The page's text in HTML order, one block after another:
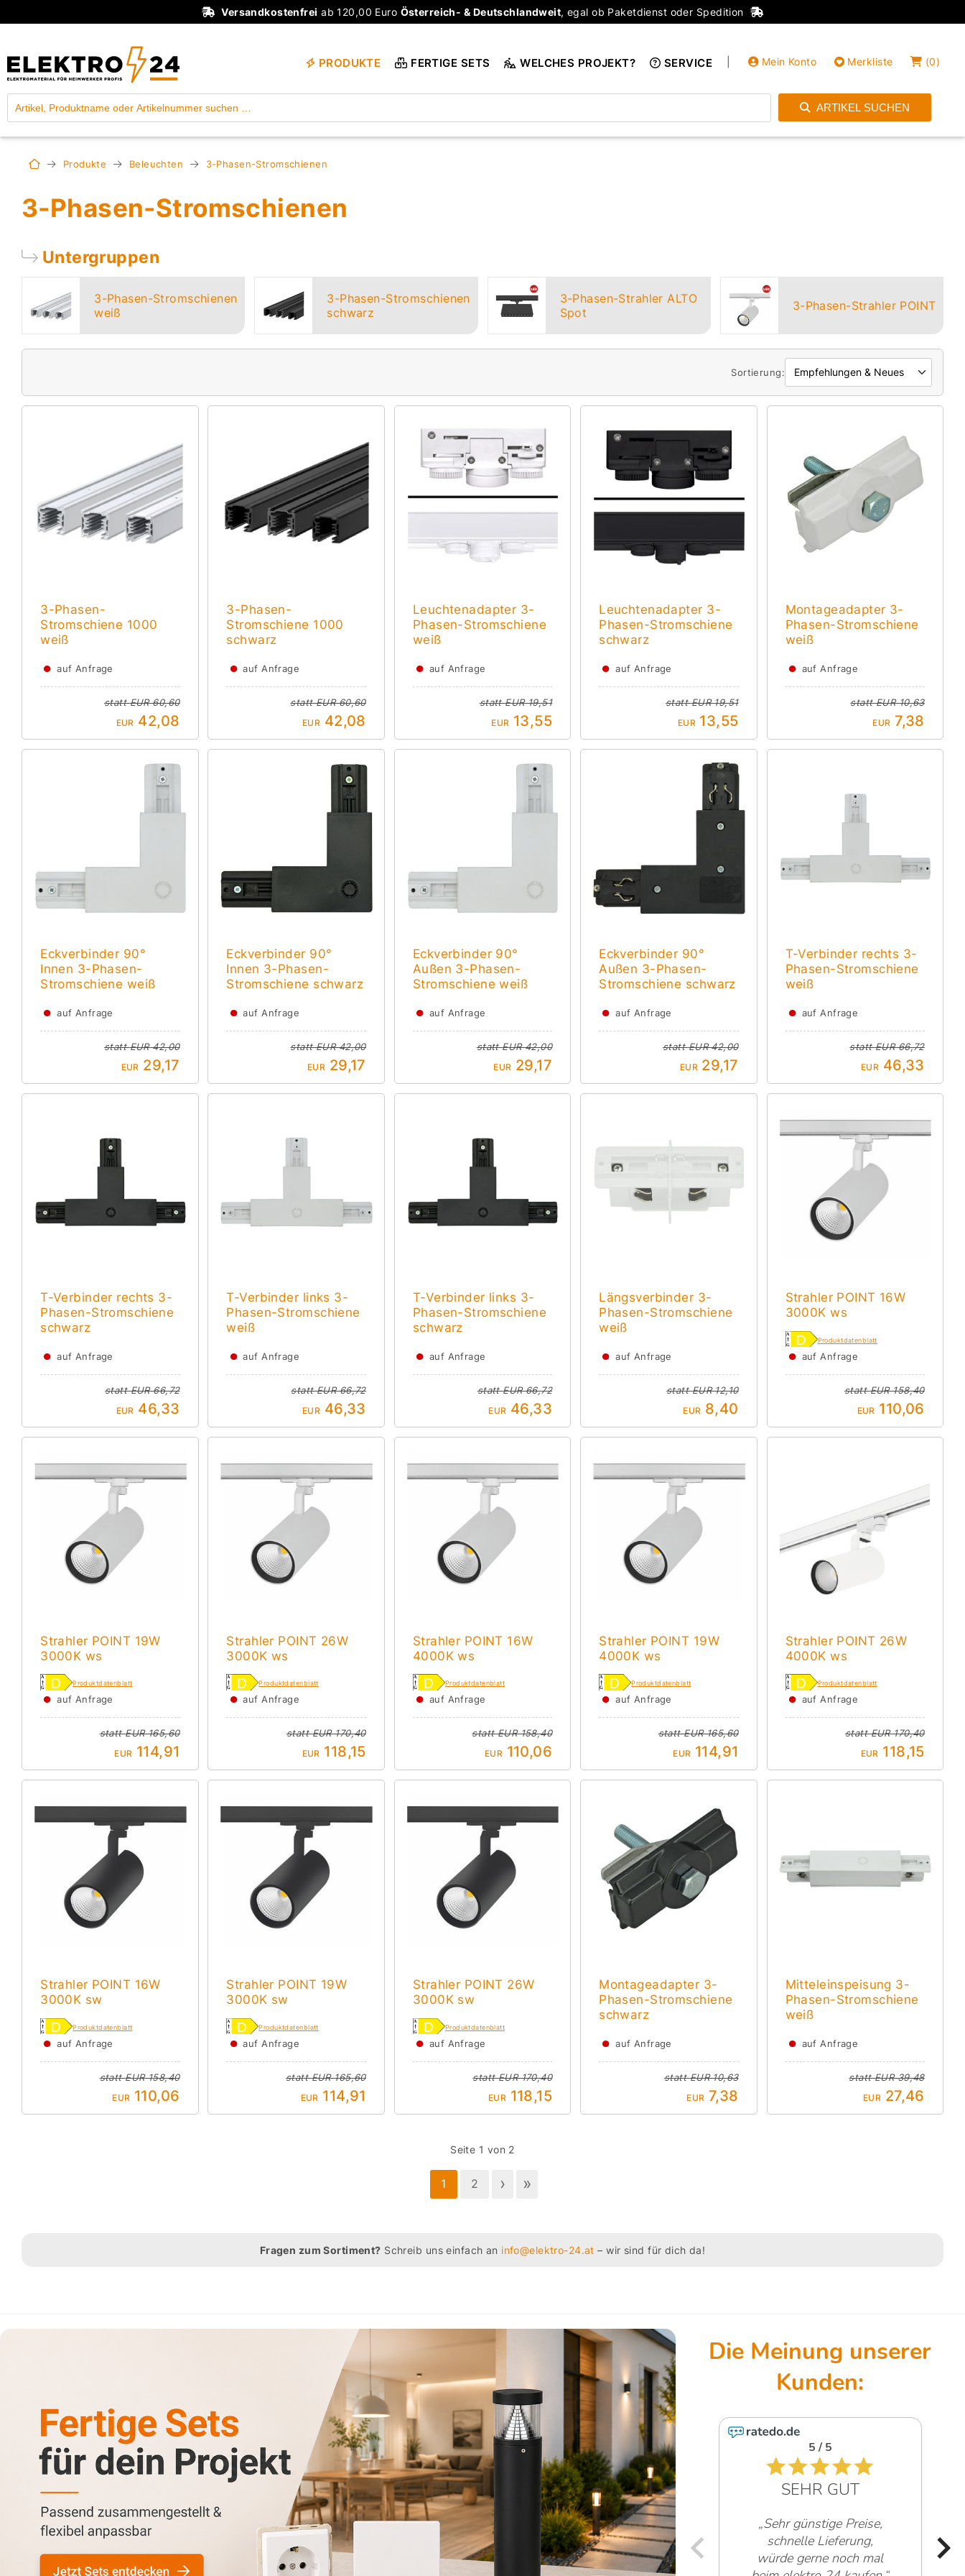
Versandkostenfrei ab 120,00 Euro Österreich- & Deutschlandweit, egal ob Paketdienst oder Spedition
Mein Konto
Einloggen
Merkliste (0)
PRODUKTE FERTIGE SETS WELCHES PROJEKT? SERVICE
ARTIKEL SUCHEN
Produkte Beleuchten 3-Phasen-Stromschienen
3-Phasen-Stromschienen
Untergruppen
3-Phasen-Stromschienen
weiß
3-Phasen-Stromschienen
schwarz
3-Phasen-Strahler ALTO
Spot
3-Phasen-Strahler POINT
Sortierung:
3-Phasen-
Stromschiene 1000
weiß
● auf Anfrage
stattEUR 60,60
EUR 42,08
3-Phasen-
Stromschiene 1000
schwarz
● auf Anfrage
stattEUR 60,60
EUR 42,08
Leuchtenadapter 3-
Phasen-Stromschiene
weiß
● auf Anfrage
stattEUR 19,51
EUR 13,55
Leuchtenadapter 3-
Phasen-Stromschiene
schwarz
● auf Anfrage
stattEUR 19,51
EUR13,55
Montageadapter 3-
Phasen-Stromschiene
weiß
● auf Anfrage
stattEUR 10,63
EUR 7,38
Eckverbinder 90°
Innen 3-Phasen-
Stromschiene weiß
● auf Anfrage
stattEUR 42,00
EUR 29,17
Eckverbinder 90°
Innen 3-Phasen-
Stromschiene schwarz
● auf Anfrage
stattEUR 42,00
EUR 29,17
Eckverbinder 90°
Außen 3-Phasen-
Stromschiene weiß
● auf Anfrage
stattEUR 42,00
EUR 29,17
Eckverbinder 90°
Außen 3-Phasen-
Stromschiene schwarz
● auf Anfrage
stattEUR 42,00
EUR 29,17
T-Verbinder rechts 3-
Phasen-Stromschiene
weiß
● auf Anfrage
stattEUR 66,72
EUR 46,33
T-Verbinder rechts 3-
Phasen-Stromschiene
schwarz
● auf Anfrage
stattEUR 66,72
EUR 46,33
T-Verbinder links 3-
Phasen-Stromschiene
weiß
● auf Anfrage
stattEUR 66,72
EUR 46,33
T-Verbinder links 3-
Phasen-Stromschiene
schwarz
● auf Anfrage
stattEUR 66,72
EUR 46,33
Längsverbinder 3-
Phasen-Stromschiene
weiß
● auf Anfrage
stattEUR 12,10
EUR 8,40
Strahler POINT 16W
3000K ws
Produktdatenblatt
● auf Anfrage
stattEUR 158,40
EUR 110,06
Strahler POINT 19W
3000K ws
Produktdatenblatt
● auf Anfrage
stattEUR 165,60
EUR 114,91
Strahler POINT 26W
3000K ws
Produktdatenblatt
● auf Anfrage
stattEUR 170,40
EUR 118,15
Strahler POINT 16W
4000K ws
Produktdatenblatt
● auf Anfrage
stattEUR 158,40
EUR 110,06
Strahler POINT 19W
4000K ws
Produktdatenblatt
● auf Anfrage
stattEUR 165,60
EUR 114,91
Strahler POINT 26W
4000K ws
Produktdatenblatt
● auf Anfrage
stattEUR 170,40
EUR 118,15
Strahler POINT 16W
3000K sw
Produktdatenblatt
● auf Anfrage
stattEUR 158,40
EUR 110,06
Strahler POINT 19W
3000K sw
Produktdatenblatt
● auf Anfrage
stattEUR 165,60
EUR 114,91
Strahler POINT 26W
3000K sw
Produktdatenblatt
● auf Anfrage
stattEUR 170,40
EUR 118,15
Montageadapter 3-
Phasen-Stromschiene
schwarz
● auf Anfrage
stattEUR 10,63
EUR 7,38
Mitteleinspeisung 3-
Phasen-Stromschiene
weiß
● auf Anfrage
stattEUR 39,48
EUR 27,46
Seite 1 von 2
1 2 › »
Fragen zum Sortiment? Schreib uns einfach an info@elektro-24.at – wir sind für dich da!
5 / 5
SEHR GUT
„Sehr günstige Preise,
schnelle Lieferung,
würde gerne noch mal
4.6 / 5
„Sehr freundliche
Mitarbeiter!“